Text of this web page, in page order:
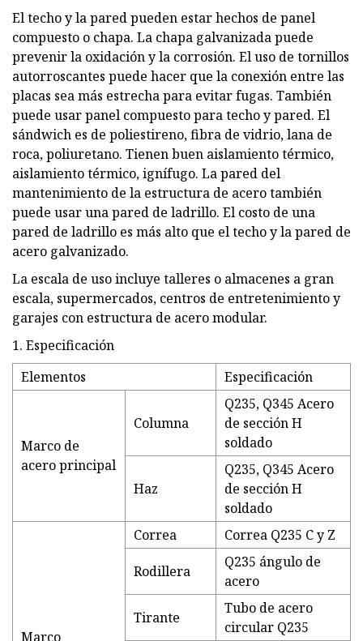
El techo y la pared pueden estar hechos de panel
compuesto o chapa. La chapa galvanizada puede
prevenir la oxidación y la corrosión. El uso de tornillos
autorroscantes puede hacer que la conexión entre las
placas sea más estrecha para evitar fugas. También
puede usar panel compuesto para techo y pared. El
sándwich es de poliestireno, fibra de vidrio, lana de
roca, poliuretano. Tienen buen aislamiento térmico,
aislamiento térmico, ignífugo. La pared del
mantenimiento de la estructura de acero también
puede usar una pared de ladrillo. El costo de una
pared de ladrillo es más alto que el techo y la pared de
acero galvanizado.
La escala de uso incluye talleres o almacenes a gran
escala, supermercados, centros de entretenimiento y
garajes con estructura de acero modular.
1. Especificación
Elementos
Especificación
Marco de
acero principal
Columna
Q235, Q345 Acero
de sección H
soldado
Haz
Q235, Q345 Acero
de sección H
soldado
Marco
Correa Correa Q235 C y Z
Rodillera
Q235 ángulo de
acero
Tirante
Tubo de acero
circular Q235